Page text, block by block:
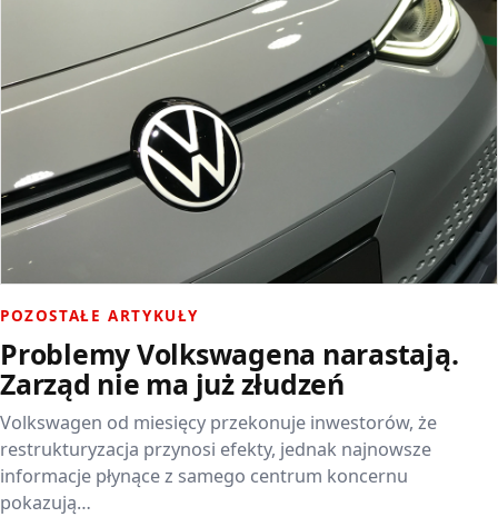
POZOSTAŁE ARTYKUŁY
Problemy Volkswagena narastają.
Zarząd nie ma już złudzeń
Volkswagen od miesięcy przekonuje inwestorów, że
restrukturyzacja przynosi efekty, jednak najnowsze
informacje płynące z samego centrum koncernu
pokazują…